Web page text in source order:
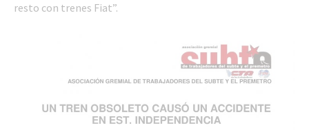
resto con trenes Fiat”.